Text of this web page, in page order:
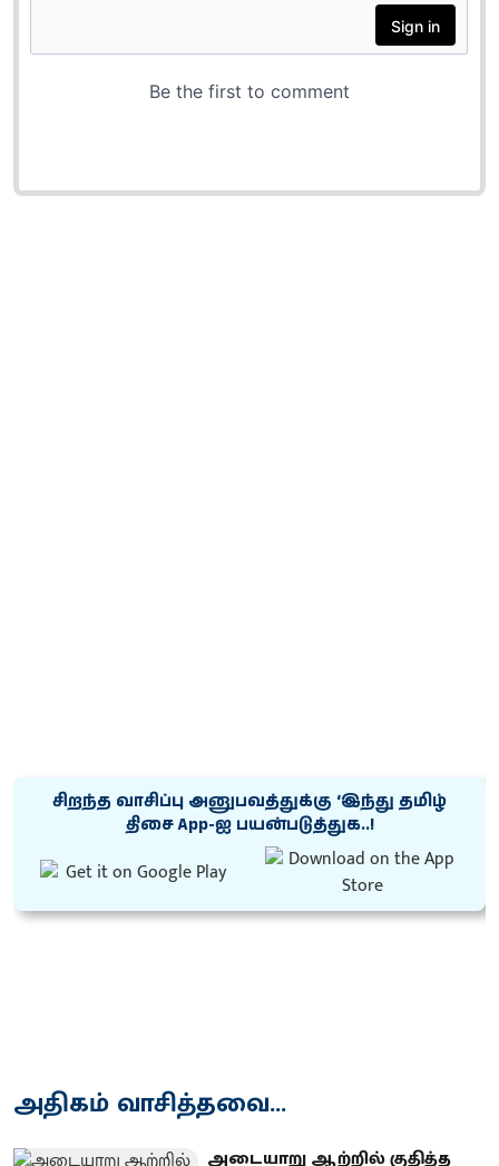
சிறந்த வாசிப்பு அனுபவத்துக்கு ‘இந்து தமிழ்
திசை App-ஐ பயன்படுத்துக..!
அதிகம் வாசித்தவை...
அடையாறு ஆற்றில் குதித்த